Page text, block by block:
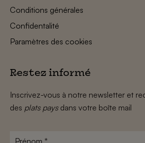
Conditions générales
Confidentalité
Paramètres des cookies
Restez informé
Inscrivez-vous à notre newsletter et
des plats paysdans votre boîte mail
Prénom